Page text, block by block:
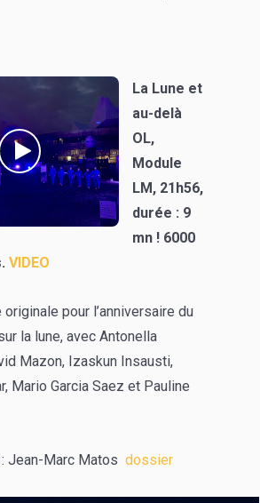
La Lune et
au-delà
OL,
Module
LM, 21h56,
durée : 9
mn ! 6000
VIDEO
originale pour l’anniversaire du
la lune, avec Antonella
Mazon, Izaskun Insausti,
Mario Garcia Saez et Pauline
Jean-Marc Matos dossier